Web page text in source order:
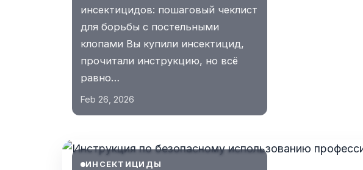
инсектицидов: пошаговый чеклист
для борьбы с постельными
клопами Вы купили инсектицид,
прочитали инструкцию, но всё
равно…
Feb 26, 2026
ИНСЕКТИЦИДЫ